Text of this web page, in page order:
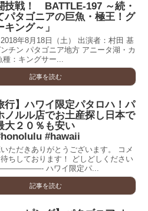
技戦！ BATTLE-197 ～続・
パタゴニアの巨魚・極王！グ
ング～」
年8月18日（土） 出演者：村田 基
チン パタゴニア地方 アニータ湖・カ
種：キングサー...
記事を読む
行】ハワイ限定パタロハ！パ
ノルル店でお土産探し日本で
大２０％も安い
#hawaii
ただきありがとうございます。 コメ
ちしております！ どしどしください
ハワイ限定パ...
記事を読む